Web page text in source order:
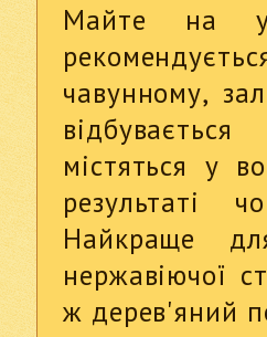
Майте на
чавунному,
містяться у
результаті
Найкраще
нержавіючої
ж дерев'яний